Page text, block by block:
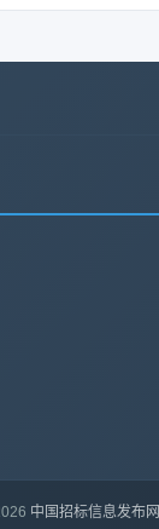
中国招标信息发布网